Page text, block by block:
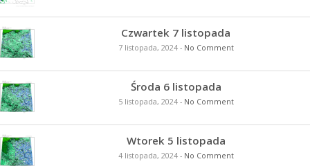
Czwartek 7 listopada
7 listopada, 2024- No Comment
Środa 6 listopada
5 listopada, 2024- No Comment
Wtorek 5 listopada
4 listopada, 2024- No Comment